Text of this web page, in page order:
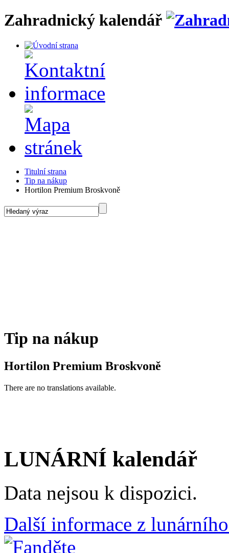
Zahradnický kalendář
Titulní strana
Tip na nákup
Hortilon Premium Broskvoně
Tip na nákup
Hortilon Premium Broskvoně
There are no translations available.
LUNÁRNÍ kalendář
Data nejsou k dispozici.
Další informace z